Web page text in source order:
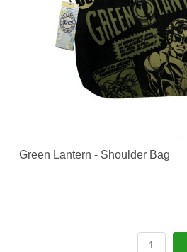
Green Lantern - Shoulder Bag